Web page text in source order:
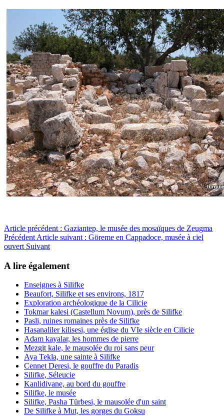
Article précédent : Gaziantep, le musée des mosaïques de Zeugma
Précédent Article suivant : Göreme en Cappadoce, musée à ciel
ouvert Suivant
A lire également
Enseignes à Silifke
Beaufort, Silifke et ses environs, 1817
Exploration archéologique de la Cilicie
Tokmar kalesi (Castellum Novum), près de Silifke
Pasli, ruines romaines près de Silifke
Hasanaliler kilisesi, une église du VIe siècle en Cilicie
Adam kayalar, les hommes de pierre
Mezgit kale, le mausolée du roi sans peur
Aya Tekla, une sainte à Silifke
Cennet Deresi, le gouffre du Paradis
Silifke, Séleucie
Kanlidivane, au bord du gouffre
Silifke, le musée
Silifke, Pasha Türbesi, le mausolée d'un saint
De Silifke à Mut, les gorges du Goksu